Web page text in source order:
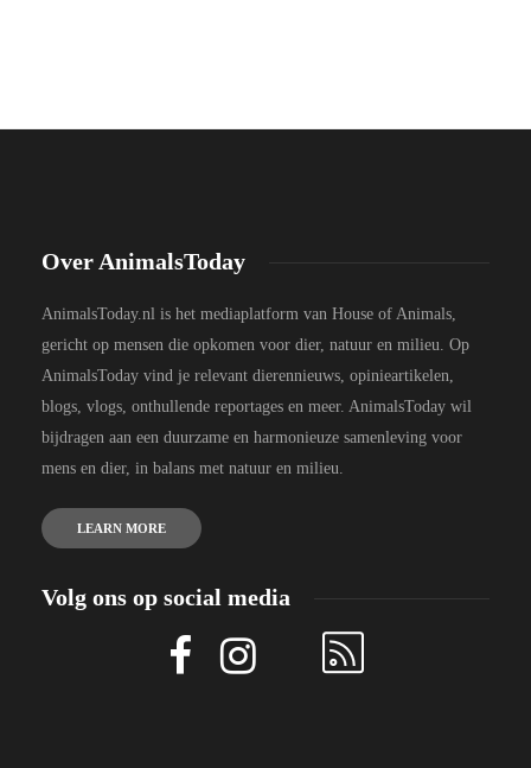
Over AnimalsToday
AnimalsToday.nl is het mediaplatform van House of Animals,
gericht op mensen die opkomen voor dier, natuur en milieu. Op
AnimalsToday vind je relevant dierennieuws, opinieartikelen,
blogs, vlogs, onthullende reportages en meer. AnimalsToday wil
bijdragen aan een duurzame en harmonieuze samenleving voor
mens en dier, in balans met natuur en milieu.
LEARN MORE
Volg ons op social media